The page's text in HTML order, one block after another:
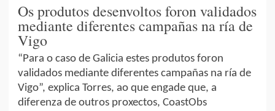
Os produtos desenvoltos foron validados
mediante diferentes campañas na ría de
Vigo
“Para o caso de Galicia estes produtos foron
validados mediante diferentes campañas na ría de
Vigo”, explica Torres, ao que engade que, a
diferenza de outros proxectos, CoastObs